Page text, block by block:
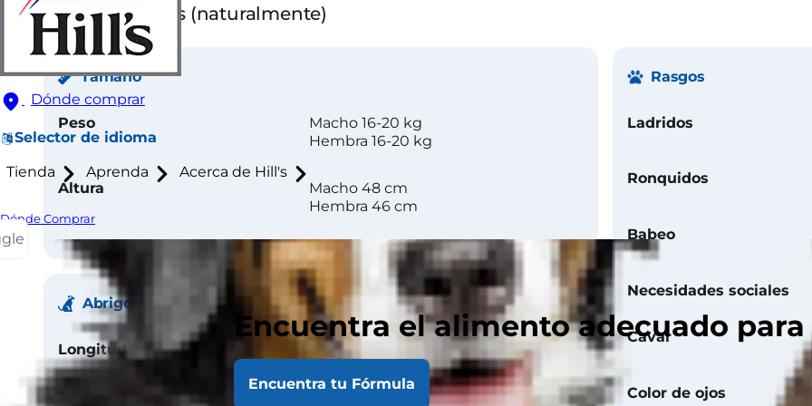
Dónde comprar
Selector de idioma
Tienda Aprenda Acerca de Hill's
Dónde Comprar
Encuentra el alimento adecuado
Encuentra tu Fórmula
Orejas erguidas (naturalmente)
Tamaño
Peso
Macho 16-20 kg
Hembra 16-20 kg
Altura
Macho 48 cm
Hembra 46 cm
Abrigo
Longitud Corto
Rasgos
Ladridos
Ronquidos
Babeo
Necesidades sociales
Cavar
Color de ojos